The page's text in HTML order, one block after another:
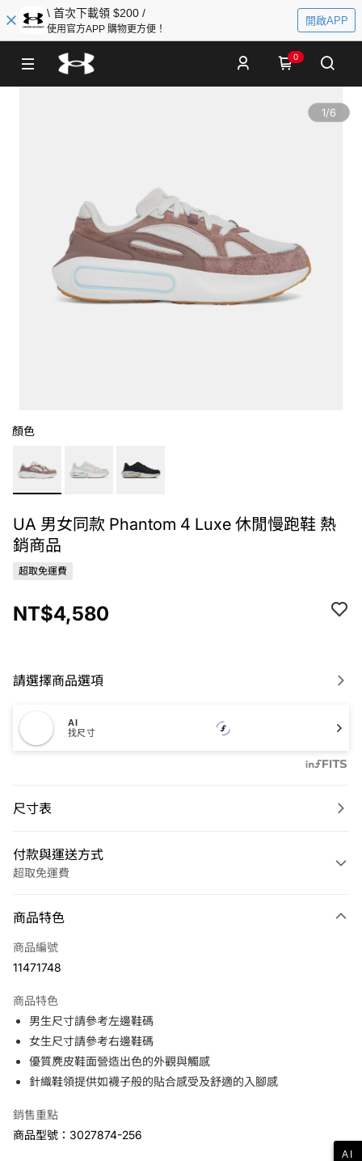
\ 首次下載領 $200 /
使用官方APP 購物更方便！
開啟APP
0
1/6
顏色
UA 男女同款 Phantom 4 Luxe 休閒慢跑鞋 熱
銷商品
超取免運費
NT$4,580
請選擇商品選項
AI
找尺寸
尺寸表
付款與運送方式
超取免運費
信用卡一次付款
LINE Pay
悠遊付
運送方式
7-11取貨(快速到店)
宅配
商品特色
商品編號
11471748
商品特色
男生尺寸請參考左邊鞋碼
女生尺寸請參考右邊鞋碼
優質麂皮鞋面營造出色的外觀與觸感
針織鞋領提供如襪子般的貼合感受及舒適的入腳感
銷售重點
商品型號：3027874-256
AI